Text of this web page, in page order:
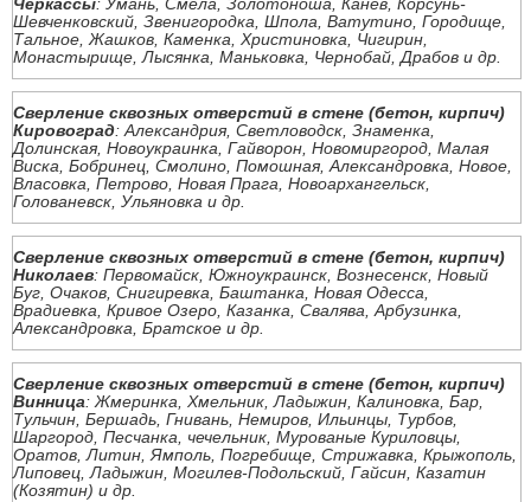
Черкассы: Умань, Смела, Золотоноша, Канев, Корсунь-
Шевченковский, Звенигородка, Шпола, Ватутино, Городище,
Тальное, Жашков, Каменка, Христиновка, Чигирин,
Монастырище, Лысянка, Маньковка, Чернобай, Драбов и др.
Сверление сквозных отверстий в стене (бетон, кирпич)
Кировоград: Александрия, Светловодск, Знаменка,
Долинская, Новоукраинка, Гайворон, Новомиргород, Малая
Виска, Бобринец, Смолино, Помошная, Александровка, Новое,
Власовка, Петрово, Новая Прага, Новоархангельск,
Голованевск, Ульяновка и др.
Сверление сквозных отверстий в стене (бетон, кирпич)
Николаев: Первомайск, Южноукраинск, Вознесенск, Новый
Буг, Очаков, Снигиревка, Баштанка, Новая Одесса,
Врадиевка, Кривое Озеро, Казанка, Свалява, Арбузинка,
Александровка, Братское и др.
Сверление сквозных отверстий в стене (бетон, кирпич)
Винница: Жмеринка, Хмельник, Ладыжин, Калиновка, Бар,
Тульчин, Бершадь, Гнивань, Немиров, Ильинцы, Турбов,
Шаргород, Песчанка, чечельник, Мурованые Куриловцы,
Оратов, Литин, Ямполь, Погребище, Стрижавка, Крыжополь,
Липовец, Ладыжин, Могилев-Подольский, Гайсин, Казатин
(Козятин) и др.